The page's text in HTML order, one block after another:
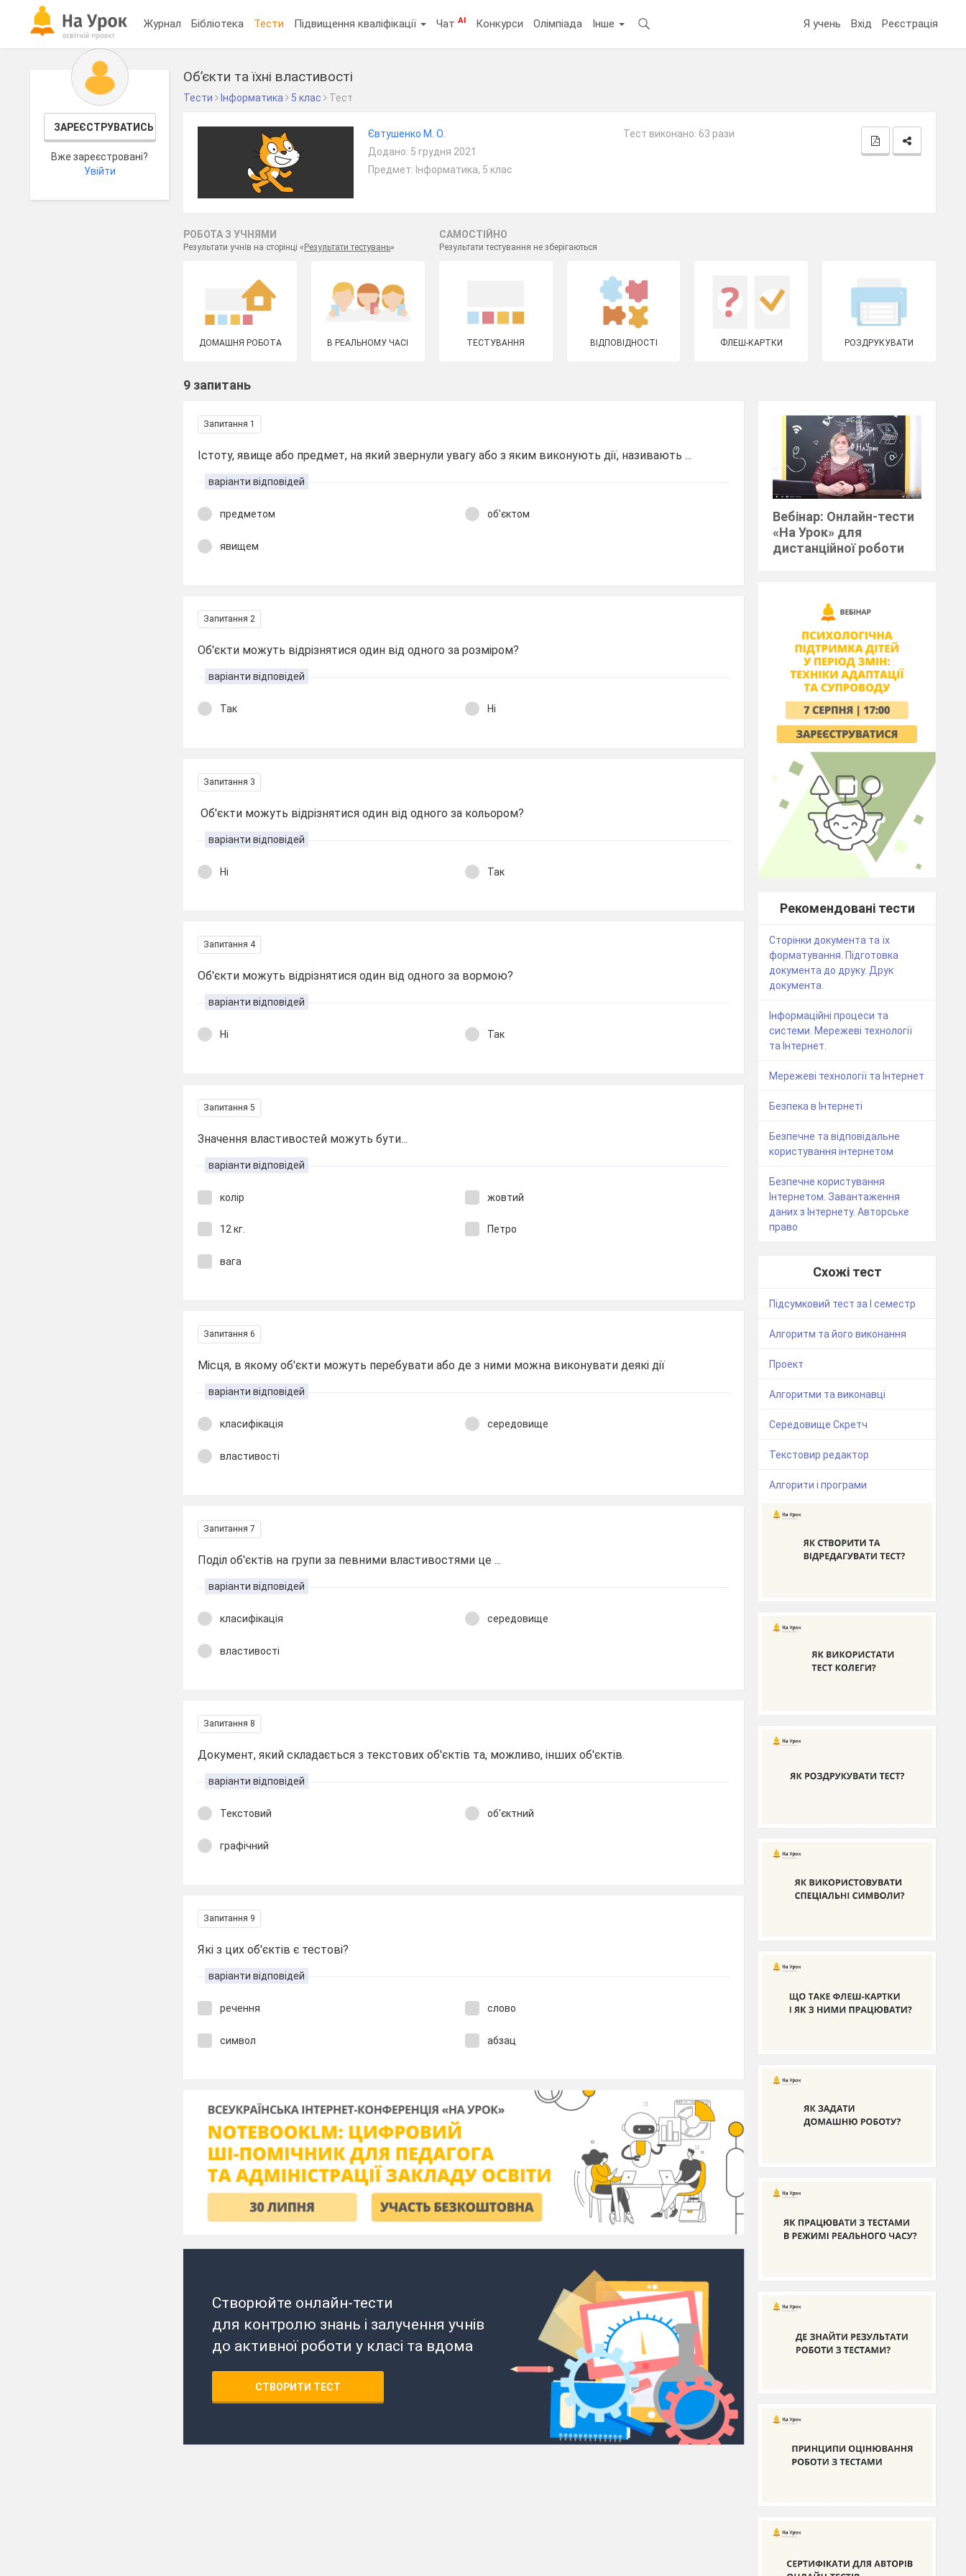
Журнал Бібліотека Тести Підвищення кваліфікації ЧатAI Конкурси Олімпіада Інше Я учень Вхід Реєстрація
ЗАРЕЄСТРУВАТИСЬ
Вже зареєстровані?
Увійти
Об’єкти та їхні властивості
Тести Інформатика 5 клас Тест
Євтушенко М. О.
Додано: 5 грудня 2021
Предмет: Інформатика, 5 клас
Тест виконано: 63 рази
РОБОТА З УЧНЯМИ
Результати учнів на сторінці « Результати тестувань»
САМОСТІЙНО
Результати тестування не зберігаються
ДОМАШНЯ РОБОТА В РЕАЛЬНОМУ ЧАСІ ТЕСТУВАННЯ ВІДПОВІДНОСТІ ФЛЕШ-КАРТКИ РОЗДРУКУВАТИ
9 запитань
Запитання 1
Істоту, явище або предмет, на який звернули увагу або з яким виконують дії, називають ...
варіанти відповідей
предметом об'єктом
явищем
Запитання 2
Об'єкти можуть відрізнятися один від одного за розміром?
варіанти відповідей
Так Ні
Запитання 3
Об'єкти можуть відрізнятися один від одного за кольором?
варіанти відповідей
Ні Так
Запитання 4
Об'єкти можуть відрізнятися один від одного за вормою?
варіанти відповідей
Ні Так
Запитання 5
Значення властивостей можуть бути...
варіанти відповідей
колір жовтий
12 кг. Петро
вага
Запитання 6
Місця, в якому об'єкти можуть перебувати або де з ними можна виконувати деякі дії
варіанти відповідей
класифікація середовище
властивості
Запитання 7
Поділ об'єктів на групи за певними властивостями це ...
варіанти відповідей
класифікація середовище
властивості
Запитання 8
Документ, який складається з текстових об'єктів та, можливо, інших об'єктів.
варіанти відповідей
Текстовий об'єктний
графічний
Запитання 9
Які з цих об'єктів є тестові?
варіанти відповідей
речення слово
символ абзац
Створюйте онлайн-тести
для контролю знань і залучення учнів
до активної роботи у класі та вдома
СТВОРИТИ ТЕСТ
Вебінар: Онлайн-тести
«На Урок» для
дистанційної роботи
Рекомендовані тести
Сторінки документа та їх
форматування. Підготовка
документа до друку. Друк
документа.
Інформаційні процеси та
системи. Мережеві технології
та Інтернет.
Мережеві технології та Інтернет
Безпека в Інтернеті
Безпечне та відповідальне
користування інтернетом
Безпечне користування
Інтернетом. Завантаження
даних з Інтернету. Авторське
право
Схожі тест
Підсумковий тест за І семестр
Алгоритм та його виконання
Проект
Алгоритми та виконавці
Середовище Скретч
Текстовир редактор
Алгорити і програми